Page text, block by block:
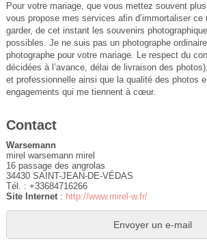
Pour votre mariage, que vous mettez souvent
vous propose mes services afin d’immortaliser ce
garder, de cet instant les souvenirs
possibles. Je ne suis pas un photographe
photographe pour votre mariage. Le respect du
décidées à l’avance, délai de livraison des
et professionnelle ainsi que la qualité des photos
engagements qui me tiennent à cœur.
Contact
Warsemann
mirel warsemann mirel
16 passage des angrolas
34430 SAINT-JEAN-DE-VÉDAS
Tél. : +33684716266
Site Internet: http://www.mirel-w.fr/
Envoyer un e-mail